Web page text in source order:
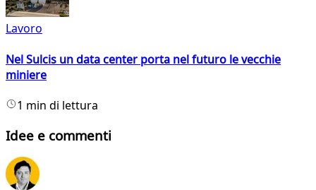
Lavoro
Nel Sulcis un data center porta nel futuro le vecchie
miniere
1 min di lettura
Idee e commenti